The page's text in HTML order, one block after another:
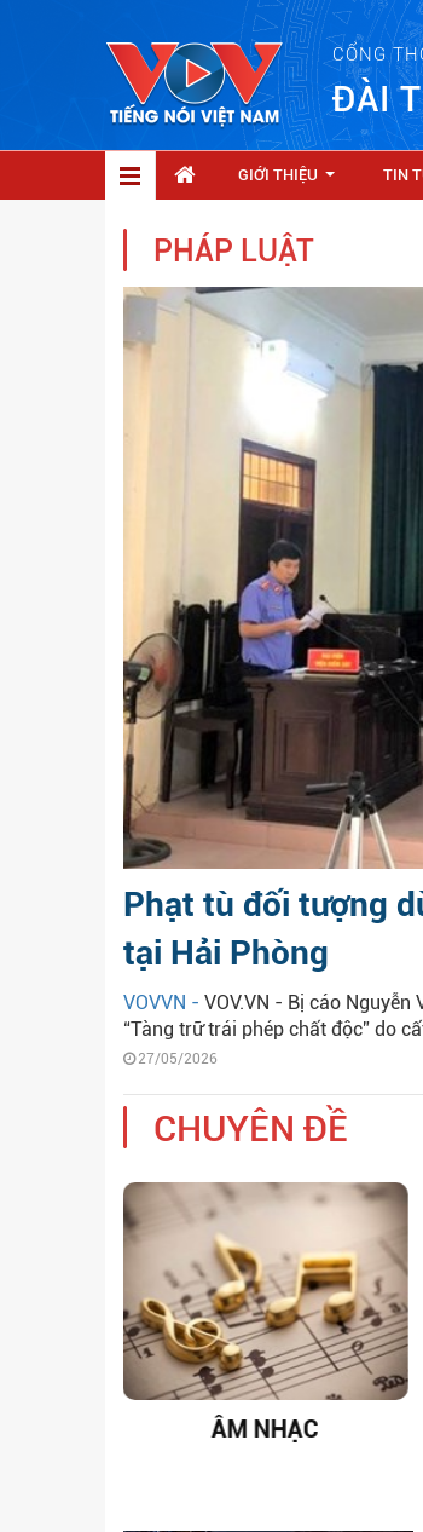
CỔNG
ĐÀI
GIỚI THIỆU TIN
PHÁP LUẬT
Phạt tù đối tượng
tại Hải Phòng
VOVVN - VOV.VN - Bị cáo
“Tàng trữ trái phép chất độc” do
27/05/2026
CHUYÊN ĐỀ
ÂM NHẠC